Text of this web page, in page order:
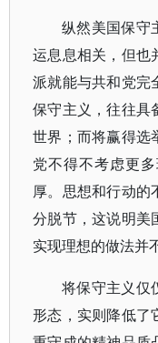
纵然美国保守
运息息相关，但也
派就能与共和党完
保守主义，往往具
世界；而将赢得选
党不得不考虑更
厚。思想和行动的
分脱节，这说明美
实现理想的做法并
将保守主义仅
形态，实则降低了